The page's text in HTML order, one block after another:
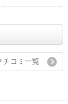
チコミ一覧